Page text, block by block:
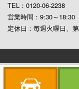
TEL：0120-06-2238
営業時間：9:30～18:30
定休日：毎週火曜日、